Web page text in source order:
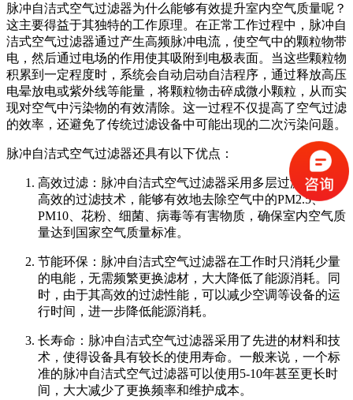
脉冲自洁式空气过滤器为什么能够有效提升室内空气质量呢？
这主要得益于其独特的工作原理。在正常工作过程中，脉冲自
洁式空气过滤器通过产生高频脉冲电流，使空气中的颗粒物带
电，然后通过电场的作用使其吸附到电极表面。当这些颗粒物
积累到一定程度时，系统会自动启动自洁程序，通过释放高压
电晕放电或紫外线等能量，将颗粒物击碎成微小颗粒，从而实
现对空气中污染物的有效清除。这一过程不仅提高了空气过滤
的效率，还避免了传统过滤设备中可能出现的二次污染问题。
脉冲自洁式空气过滤器还具有以下优点：
高效过滤：脉冲自洁式空气过滤器采用多层过滤材料和
高效的过滤技术，能够有效地去除空气中的PM2.5、
PM10、花粉、细菌、病毒等有害物质，确保室内空气质
量达到国家空气质量标准。
节能环保：脉冲自洁式空气过滤器在工作时只消耗少量
的电能，无需频繁更换滤材，大大降低了能源消耗。同
时，由于其高效的过滤性能，可以减少空调等设备的运
行时间，进一步降低能源消耗。
长寿命：脉冲自洁式空气过滤器采用了先进的材料和技
术，使得设备具有较长的使用寿命。一般来说，一个标
准的脉冲自洁式空气过滤器可以使用5-10年甚至更长时
间，大大减少了更换频率和维护成本。